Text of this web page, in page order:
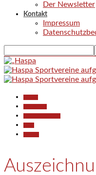
Der Newsletter
Kontakt
Impressum